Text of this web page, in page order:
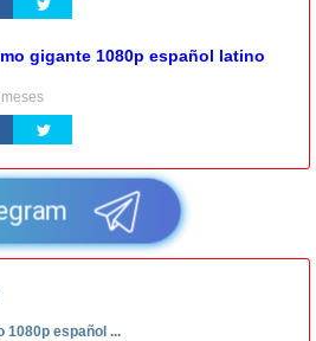
gigante 1080p español latino
1080p español ...